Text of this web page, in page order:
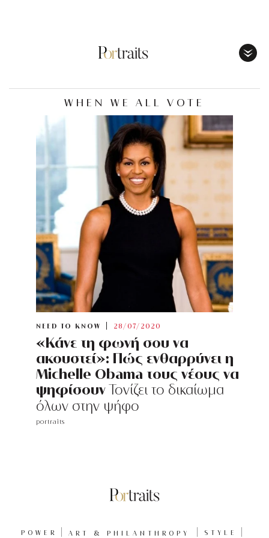
WHEN WE ALL VOTE
NEED TO KNOW 28/07/2020
«Κάνε τη φωνή σου να
ακουστεί»: Πώς ενθαρρύνει η
Michelle Obama τους νέους να
ψηφίσουνΤονίζει το δικαίωμα
όλων στην ψήφο
portraits
POWER ART & PHILANTHROPY STYLE